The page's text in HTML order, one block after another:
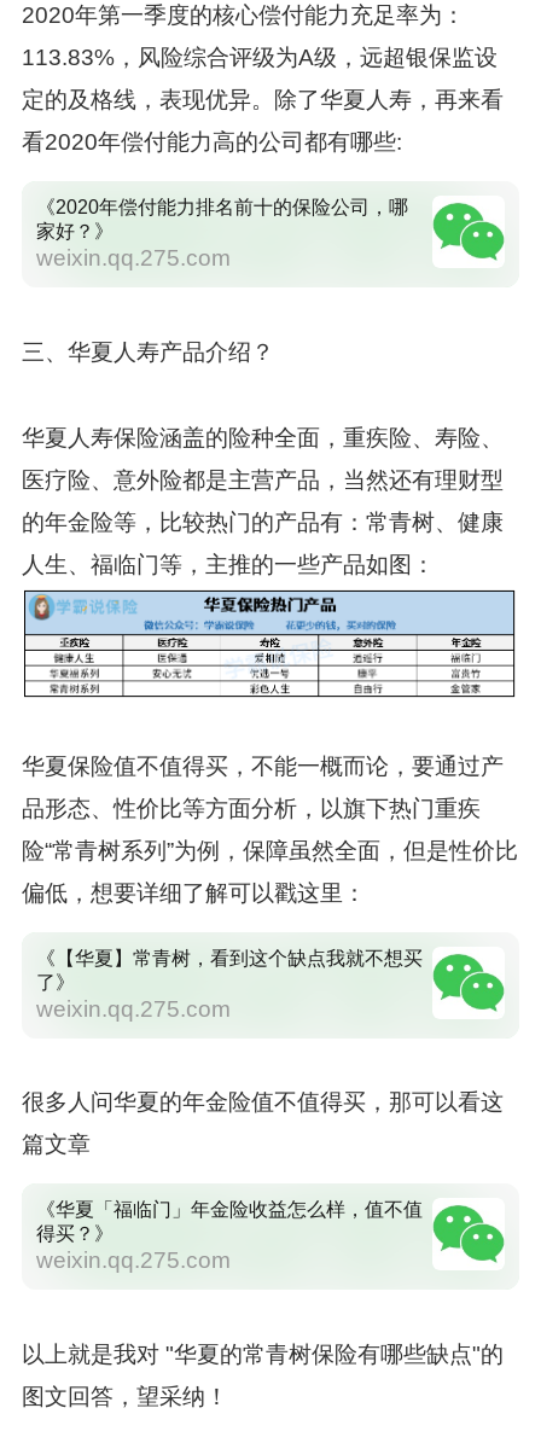
2020年第一季度的核心偿付能力充足率为：
113.83%，风险综合评级为A级，远超银保监设
定的及格线，表现优异。除了华夏人寿，再来看
看2020年偿付能力高的公司都有哪些:
《2020年偿付能力排名前十的保险公司，哪
家好？》
weixin.qq.275.com
三、华夏人寿产品介绍？
华夏人寿保险涵盖的险种全面，重疾险、寿险、
医疗险、意外险都是主营产品，当然还有理财型
的年金险等，比较热门的产品有：常青树、健康
人生、福临门等，主推的一些产品如图：
华夏保险值不值得买，不能一概而论，要通过产
品形态、性价比等方面分析，以旗下热门重疾
险“常青树系列”为例，保障虽然全面，但是性价比
偏低，想要详细了解可以戳这里：
《【华夏】常青树，看到这个缺点我就不想买
了》
weixin.qq.275.com
很多人问华夏的年金险值不值得买，那可以看这
篇文章
《华夏「福临门」年金险收益怎么样，值不值
得买？》
weixin.qq.275.com
以上就是我对 "华夏的常青树保险有哪些缺点"的
图文回答，望采纳！